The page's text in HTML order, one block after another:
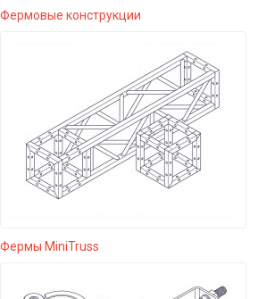
Фермовые конструкции
Фермы MiniTruss